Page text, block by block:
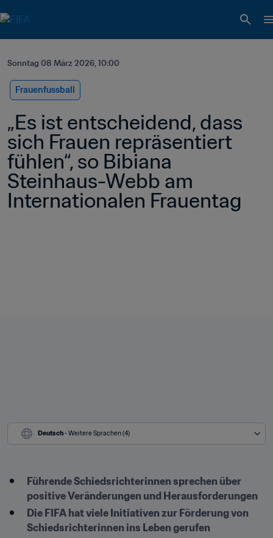
Sonntag 08 März 2026, 10:00
Frauenfussball
„Es ist entscheidend, dass
sich Frauen repräsentiert
fühlen“, so Bibiana
Steinhaus-Webb am
Internationalen Frauentag
Deutsch - Weitere Sprachen (4)
Führende Schiedsrichterinnen sprechen über
positive Veränderungen und Herausforderungen
Die FIFA hat viele Initiativen zur Förderung von
Schiedsrichterinnen ins Leben gerufen